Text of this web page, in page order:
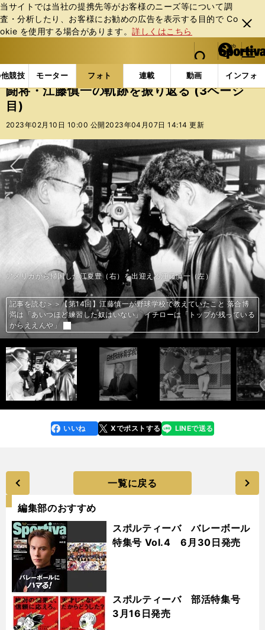
当サイトでは当社の提携先等がお客様のニーズ等について調
査・分析したり、お客様にお勧めの広告を表⽰する⽬的で Co
okie を使⽤する場合があります。詳しくはこちら
閉じ
る
web Sportiva (webスポルティーバ)
検索
マイペ
ー
ジ
メニュ
競技 モーター フォト 連載 動画 インフォ
b
ス
ポ
ル
ー
バ
フォトギャラリー 闘将・江藤慎一の軌跡を振り返る (3
闘将・江藤慎一の軌跡を振り返る (3ページ
目)
2023年02月10日 10:00 公開 2023年04月07日 14:14 更新
次へ
江夏豊のメジャー挑戦時の壮行パーティー。左から江藤慎一、長嶋茂雄、王
貞治、江夏豊、鈴木啓示、張本勲
【第16回】江藤慎一に弟のようにかわいがられた江夏豊 逮捕後も「お
い、やんちゃくれ来いと言ってくれた。実質、兄貴やったかな」
2000年ごろの江藤慎一
記事を読む＞＞【第15回】江藤慎一の晩年はスポンサー探しに奔走 所属
選手の売り込みのため朝６時半にスカウトに電話をかけ続けた
アメリカから帰国した江夏豊（右）を出迎える江藤慎一（左）
記事を読む＞＞【第14回】江藤慎一が野球学校で教えていたこと 落合博
満は「あいつほど練習した奴はいない」 イチローは「トップが残っている
からええんや」
1985年、江藤慎一は静岡県に日本野球体育学校を設立した（写真：共同）
記事を読む＞＞【第13回】コーチには「絶対に手を上げるな」昭和の時代
に暴力禁止を徹底 江藤慎一は日本初の野球学校を設立した
太平洋クラブライオンズ時代、選手権監督だった江藤慎一（写真：共同）
記事を読む＞＞【第12回】「磨けば光るダイヤモンドをどぶに捨てるの
か」選手兼監督・江藤慎一はフロントに抗議をしてまでプロ3年目の真弓
明信を使い続けた
大洋時代の江藤慎一（写真：共同）
記事を読む＞＞【第11回】江藤慎一は犠牲フライの監督指示を無視。見逃
し三振で堂々とベンチに戻ってきた
1971年、江藤慎一はプロ野球史上初のセ・パ両リーグで首位打者を獲得した
（写真：産経新聞社）
記事を読む＞＞【第10回】江藤慎一は前代未聞の悪条件のなか史上初めて
セ・パ両リーグの首位打者を獲得。試合後は深夜まで六法全書を広げる
日々だった
主審のジャッジに抗議する江藤慎一（右から２番目／写真：産経新聞社）
記事を読む＞＞【第10回】江藤慎一は前代未聞の悪条件のなか史上初めて
セ・パ両リーグの首位打者を獲得。試合後は深夜まで六法全書を広げる
日々だった
ロッテのユニフォームに身を包んだ江藤慎一（写真：産経新聞社）
記事を読む＞＞【第９回】江藤慎一の打撃技術に「ミスター・ロッテ」有
藤通世は驚き。「どんな球どんな投手にも対応できる」
1969年、名将・水原茂は中日の監督に就任した（写真は1970年の様子／写
真：産経新聞社）
記事を読む＞＞【第８回】中日・江藤慎一は水原茂監督に土下座も許され
ず。仲裁に向かった張本勲には「お前、入るな」
打者として大成した大島康徳だが、高校時代は投手だった（写真：産経新聞
社）
記事を読む＞＞【第７回】江藤慎一の専属バッティング投手だった大島康
徳。打撃練習なのにニューボールを使う決まりごとに驚いた
1967年９月20日の中日―巨人戦。判定をめぐり放棄試合寸前に（写真：産
経新聞社）
記事を読む＞＞【第６回】中日ＶＳ巨人で起きた今ではありえない事件。
中日の放棄試合となる寸前、江藤慎一のひと言で危機を脱した
江藤慎一のエピソードを語った井出峻監督（写真：筆者）
記事を読む＞＞【第６回】中日ＶＳ巨人で起きた今ではありえない事件。
中日の放棄試合となる寸前、江藤慎一のひと言で危機を脱した
江藤慎一とは生涯の友情を育んだ張本勲（写真：産経新聞社）
記事を読む＞＞【第５回】張本勲が終生の友、江藤慎一を語る。「慎ちゃ
んも俺も白いメシを腹いっぱい食べたいと思ってプロを目指した」
江藤の母がスクラップしていた「勝浦日記」（写真提供：ぴあ）
記事を読む＞＞【第５回】張本勲が終生の友、江藤慎一を語る。「慎ちゃ
んも俺も白いメシを腹いっぱい食べたいと思ってプロを目指した」
江藤宅に届いた祝電の数々（写真提供：ぴあ）
記事を読む＞＞【第５回】張本勲が終生の友、江藤慎一を語る。「慎ちゃ
んも俺も白いメシを腹いっぱい食べたいと思ってプロを目指した」
江藤慎一と中日ドラゴンズで同僚だった権藤博（写真：産経新聞社）
記事を読む＞＞【第４回】権藤博が語る、王貞治と江藤慎一との打撃の共
通点。「生き残るために変化を恐れない」
徳島商業の板東英二は1959年に中日ドラゴンズ入団。江藤慎一と同期入団
だった（写真：産経新聞社）
記事を読む＞＞【第３回】板東英二が驚愕した杉浦忠の剛速球。ルーキー
江藤慎一は弾丸ライナーで本塁打にした
ダンベルでトレーニングをする江藤慎一（写真：産経新聞社）
記事を読む＞＞【第２回】闘将・江藤慎一がプロ野球選手になるまで。貧
困から名将や名スカウトとの出会い
中日ドラゴンズで活躍した江藤慎一（中央）。左は寺田陽介、右は長谷川繁
雄。（1962年２月24日撮影／写真：産経新聞社）
記事を読む＞＞【第１回】王貞治が「特別な存在だった」と讃える男。江
藤慎一は史上初めて両リーグで首位打者となった
加藤がヤオハン・ジャパン監督時代に江藤から贈られた書。「堪忍は一生の
守り本尊 兵は戦場で育つ」（写真：筆者）
記事を読む＞＞【第１回】王貞治が「特別な存在だった」と讃える男。江
藤慎一は史上初めて両リーグで首位打者となった
前へ
faceboo
k
いいね Xでポストする
line LINEで送る
一覧に戻る
編集部のおすすめ
スポルティーバ バレーボール
特集号 Vol.4 6月30日発売
スポルティーバ 部活特集号
3月16日発売